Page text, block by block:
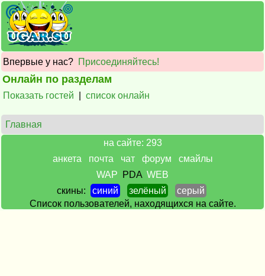
Впервые у нас? Присоединяйтесь!
Онлайн по разделам
Показать гостей список онлайн
Главная
на сайте: 293
анкета
почта чат форум
смайлы
WAP
PDA WEB
скины:
синий зелёный
серый
Список пользователей, находящихся на сайте.